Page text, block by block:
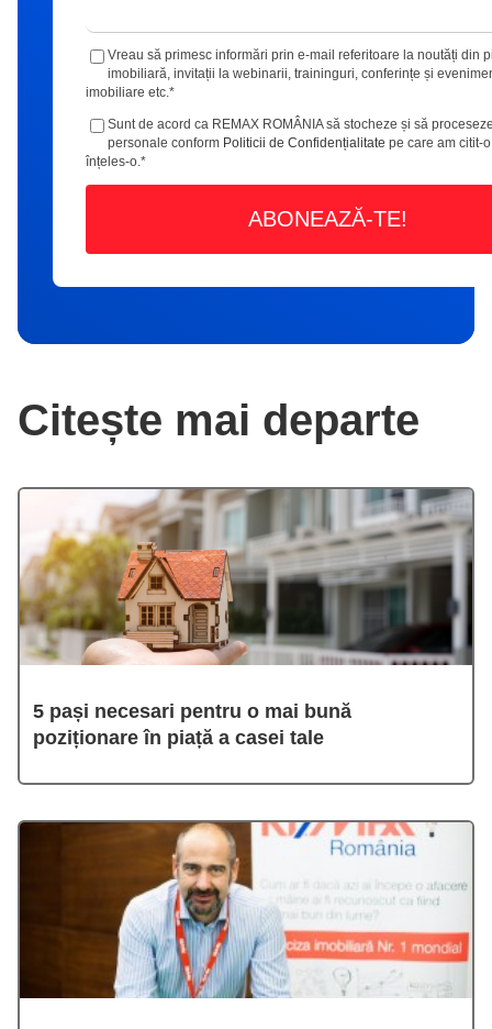
Vreau să primesc informări prin e-mail referitoare la noutăți din
imobiliară, invitații la webinarii, traininguri, conferințe și
imobiliare etc.*
Sunt de acord ca REMAX ROMÂNIA să stocheze și să
personale conform Politicii de Confidențialitate pe care am citit-
înțeles-o.*
Citește mai departe
5 pași necesari pentru o mai bună
poziționare în piață a casei tale